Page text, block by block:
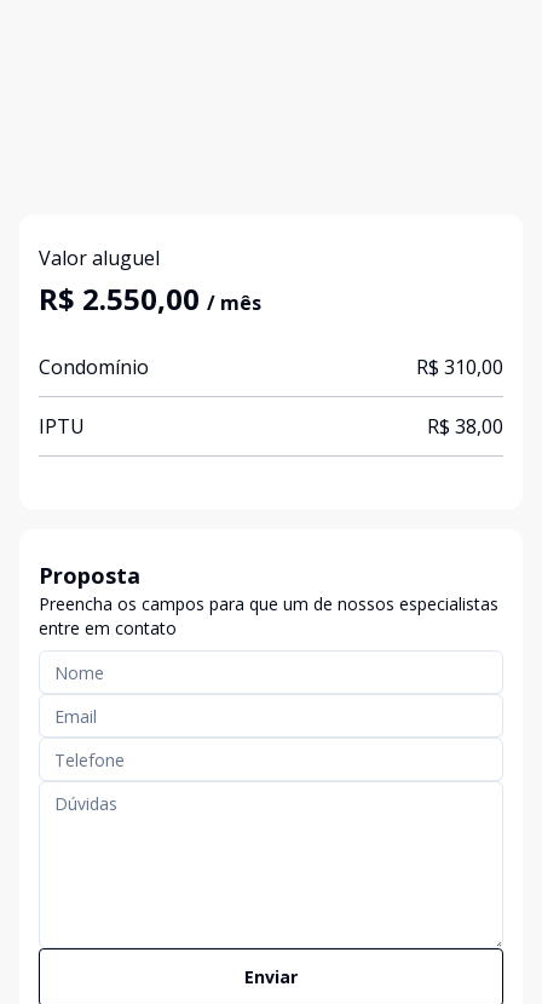
Valor aluguel
R$ 2.550,00 / mês
Condomínio R$ 310,00
IPTU R$ 38,00
Proposta
Preencha os campos para que um de nossos especialistas
entre em contato
Enviar